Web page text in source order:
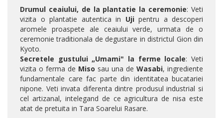
Drumul ceaiului, de la plantatie la ceremonie: Veti
vizita o plantatie autentica in Ujipentru a descoperi
aromele proaspete ale ceaiului verde, urmata de o
ceremonie traditionala de degustare in districtul Gion din
Kyoto.
Secretele gustului „Umami" la ferme locale: Veti
vizita o ferma de Miso sau una de Wasabi, ingrediente
fundamentale care fac parte din identitatea bucatariei
nipone. Veti invata diferenta dintre produsul industrial si
cel artizanal, intelegand de ce agricultura de nisa este
atat de pretuita in Tara Soarelui Rasare.